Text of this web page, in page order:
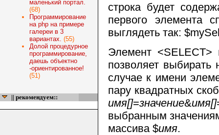
маленький портал.
(68)
Программирование
на php на примере
галереи в 3
вариантах. (55)
Долой процедурное
программирование,
даешь объектно
-ориентированное!
(51)
|| рекомендуем::
строка будет
первого элемента
выглядеть так:
Элемент <SELECT>
позволяет выбирать
случае к имени
пару квадратных
имя[]=значение&имя[]
выбранным
массива $имя.